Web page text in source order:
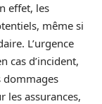
effet, les
même si
L’urgence
cas d’incident,
dommages
les assurances,